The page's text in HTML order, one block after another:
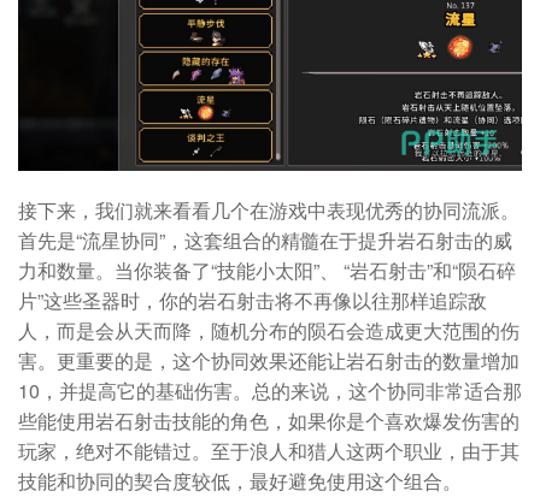
接下来，我们就来看看几个在游戏中表现优秀的协同流派。
首先是“流星协同”，这套组合的精髓在于提升岩石射击的威
力和数量。当你装备了“技能小太阳”、 “岩石射击”和“陨石碎
片”这些圣器时，你的岩石射击将不再像以往那样追踪敌
人，而是会从天而降，随机分布的陨石会造成更大范围的伤
害。更重要的是，这个协同效果还能让岩石射击的数量增加
10，并提高它的基础伤害。总的来说，这个协同非常适合那
些能使用岩石射击技能的角色，如果你是个喜欢爆发伤害的
玩家，绝对不能错过。至于浪人和猎人这两个职业，由于其
技能和协同的契合度较低，最好避免使用这个组合。